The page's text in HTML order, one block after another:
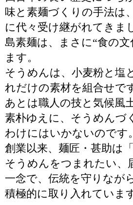
味と素麺づくりの手法は
に代々受け継がれてきま
島素麺は、まさに“食の文
ます。
そうめんは、小麦粉と塩
れだけの素材を組合せで
あとは職人の技と気候風
素朴ゆえに、そうめんづ
わけにはいかないのです。
創業以来、麺匠・甚助は
そうめんをつまれたい、
一念で、伝統を守りなが
積極的に取り入れていま